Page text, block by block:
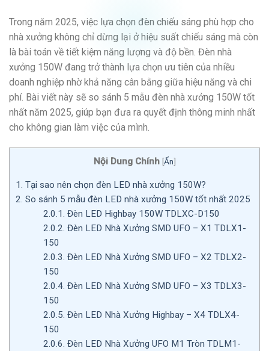
Trong năm 2025, việc lựa chọn đèn chiếu sáng phù hợp cho
nhà xưởng không chỉ dừng lại ở hiệu suất chiếu sáng mà còn
là bài toán về tiết kiệm năng lượng và độ bền. Đèn nhà
xưởng 150W đang trở thành lựa chọn ưu tiên của nhiều
doanh nghiệp nhờ khả năng cân bằng giữa hiệu năng và chi
phí. Bài viết này sẽ so sánh 5 mẫu đèn nhà xưởng 150W tốt
nhất năm 2025, giúp bạn đưa ra quyết định thông minh nhất
cho không gian làm việc của mình.
Nội Dung Chính [Ẩn]
1. Tại sao nên chọn đèn LED nhà xưởng 150W?
2. So sánh 5 mẫu đèn LED nhà xưởng 150W tốt nhất 2025
2.0.1. Đèn LED Highbay 150W TDLXC-D150
2.0.2. Đèn LED Nhà Xưởng SMD UFO – X1 TDLX1-
150
2.0.3. Đèn LED Nhà Xưởng SMD UFO – X2 TDLX2-
150
2.0.4. Đèn LED Nhà Xưởng SMD UFO – X3 TDLX3-
150
2.0.5. Đèn LED Nhà Xưởng Highbay – X4 TDLX4-
150
2.0.6. Đèn LED Nhà Xưởng UFO M1 Tròn TDLM1-